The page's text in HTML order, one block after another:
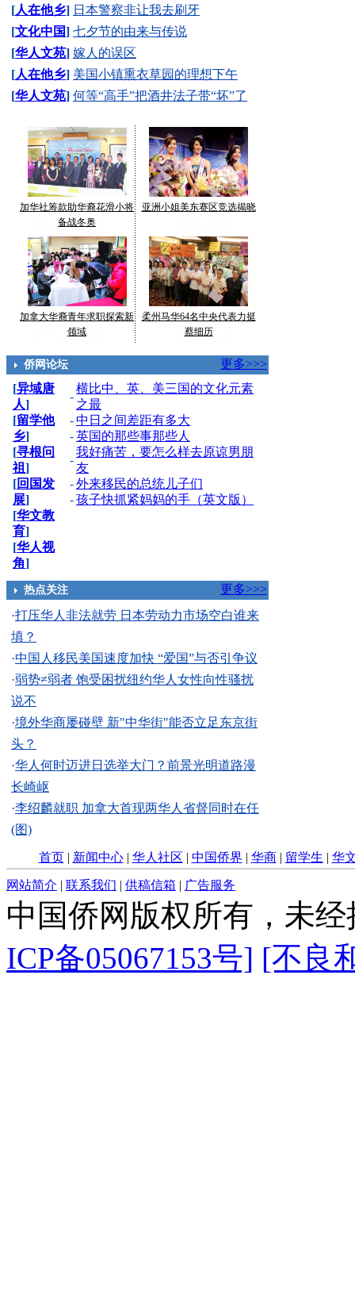
[人在他乡] 日本警察非让我去刷牙
[文化中国] 七夕节的由来与传说
[华人文苑] 嫁人的误区
[人在他乡] 美国小镇熏衣草园的理想下午
[华人文苑] 何等“高手”把酒井法子带“坏”了
加华社筹款助华裔花滑小将
备战冬奥
亚洲小姐美东赛区竞选揭晓
加拿大华裔青年求职探索新
领域
柔州马华64名中央代表力挺
蔡细历
侨网论坛
更多>>>
[异域唐
人]
[留学他
乡]
[寻根问
祖]
[回国发
展]
[华文教
育]
[华人视
角]
-
横比中、英、美三国的文化元素
之最
- 中日之间差距有多大
- 英国的那些事那些人
-
我好痛苦，要怎么样去原谅男朋
友
- 外来移民的总统儿子们
- 孩子快抓紧妈妈的手（英文版）
热点关注
更多>>>
·打压华人非法就劳 日本劳动力市场空白谁来
填？
·中国人移民美国速度加快 “爱国”与否引争议
·弱势≠弱者 饱受困扰纽约华人女性向性骚扰
说不
·境外华商屡碰壁 新"中华街"能否立足东京街
头？
·华人何时迈进日选举大门？前景光明道路漫
长崎岖
·李绍麟就职 加拿大首现两华人省督同时在任
(图)
首页| 新闻中心| 华人社区 | 中国侨界 | 华商| 留学生 | 华
网站简介 | 联系我们 | 供稿信箱 | 广告服务
中国侨网版权所有，未
ICP备05067153号] [不良